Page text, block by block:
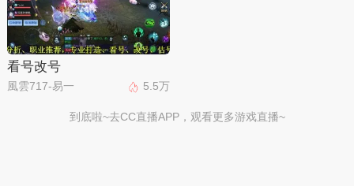
看号改号
風雲717-易一 5.5万
到底啦~去CC直播APP，观看更多游戏直播~